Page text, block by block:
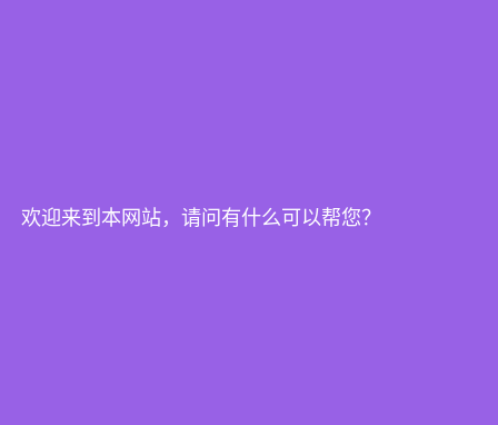
欢迎来到本网站，请问有什么可以帮您？